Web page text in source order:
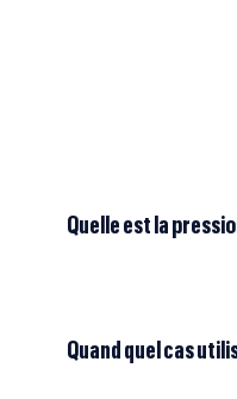
Quelle est la
Quand quel cas